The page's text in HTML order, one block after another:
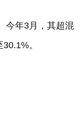
今年3月，其超混
。